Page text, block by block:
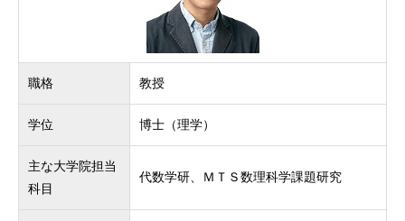
職格 教授
学位 博士（理学）
主な大学院担当
科目
代数学研、ＭＴＳ数理科学課題研究